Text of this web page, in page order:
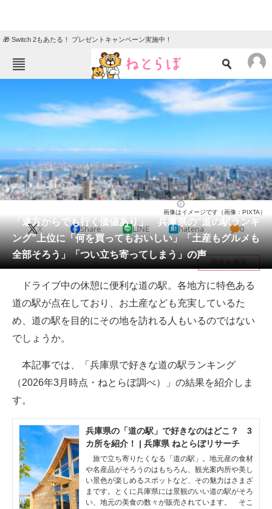
🎁 Switch 2もあたる！ プレゼントキャンペーン実施中！
ニュース
エンタメ
グルメ
住まい 教育・育児
動物 リサーチ
会員記事
メディア
注目記事を集めた総合ページ
ITの今と未来を見通す
スマホと通信の最新トレンド
好きが集まる 比べて選べる
AI活用のいまが分かる
企業ITのトレンドを詳説
経営リーダーのコミュニティ
マーケ×ITの今がよく分かる
「遠方からでも行く価値あり」 兵庫県の“道の駅ランキ
ング”上位に「何を買ってもおいしい」「土産もグルメも
全部そろう」「つい立ち寄ってしまう」の声
画像はイメージです（画像：PIXTA）
X Share LINE hatena 0
目次を表示
ドライブ中の休憩に便利な道の駅。各地方に特色ある
道の駅が点在しており、お土産なども充実しているた
め、道の駅を目的にその地を訪れる人もいるのではない
でしょうか。
本記事では、「兵庫県で好きな道の駅ランキング
（2026年3月時点・ねとらぼ調べ）」の結果を紹介しま
す。
兵庫県の「道の駅」で好きなのはどこ？ 3
カ所を紹介！ | 兵庫県 ねとらぼリサーチ
旅で立ち寄りたくなる「道の駅」。地元産の食材
や名産品がそろうのはもちろん、観光案内所や美し
い景色が楽しめるスポットなど、その魅力はさまざ
まです。とくに兵庫県には景観のいい道の駅がそろ
い、地元の美食の数々が販売されています。 そこ